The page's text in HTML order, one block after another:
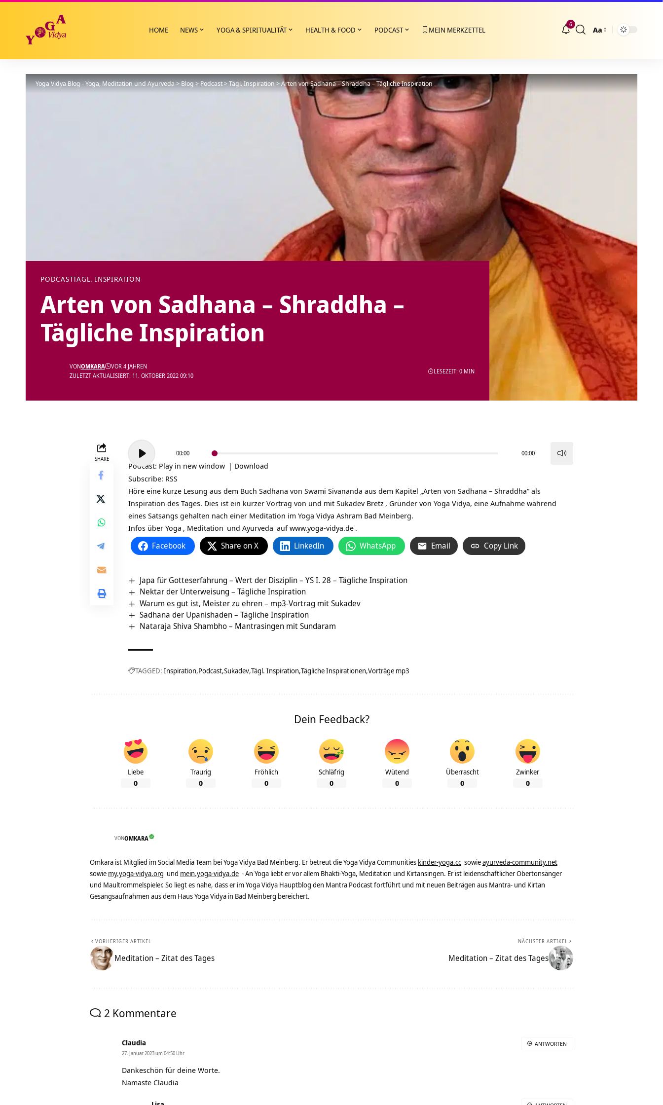
HOME NEWS YOGA & SPIRITUALITÄT HEALTH & FOOD PODCAST MEIN MERKZETTEL
6
Größenänderung
Aa
Yoga Vidya Blog - Yoga, Meditation und Ayurveda>Blog>Podcast>Tägl. Inspiration>Arten von Sadhana – Shraddha – Tägliche Inspiration
PODCASTTÄGL. INSPIRATION
Arten von Sadhana – Shraddha –
Tägliche Inspiration
ZULETZT AKTUALISIERT: 11. OKTOBER 2022 09:10
VONOMKARA VOR 4 JAHREN
LESEZEIT: 0 MIN
SHARE
Audio-
Player
00:00 00:00
Podcast: Play in new window | Download
Subscribe: RSS
Höre eine kurze Lesung aus dem Buch Sadhana von Swami Sivananda aus dem Kapitel „Arten von Sadhana – Shraddha“ als
Inspiration des Tages. Dies ist ein kurzer Vortrag von und mit Sukadev Bretz , Gründer von Yoga Vidya, eine Aufnahme während
eines Satsangs gehalten nach einer Meditation im Yoga Vidya Ashram Bad Meinberg.
Infos über Yoga , Meditation und Ayurveda aufwww.yoga-vidya.de .
Facebook Share on X LinkedIn WhatsApp Email Copy Link
Japa für Gotteserfahrung – Wert der Disziplin – YS I. 28 – Tägliche Inspiration
Nektar der Unterweisung – Tägliche Inspiration
Warum es gut ist, Meister zu ehren – mp3-Vortrag mit Sukadev
Sadhana der Upanishaden – Tägliche Inspiration
Nataraja Shiva Shambho – Mantrasingen mit Sundaram
TAGGED: Inspiration Podcast Sukadev Tägl. Inspiration Tägliche Inspirationen Vorträge mp3
Dein Feedback?
Liebe
0
Traurig
0
Fröhlich
0
Schläfrig
0
Wütend
0
Überrascht
0
Zwinker
0
VONOMKARA
Omkara ist Mitglied im Social Media Team bei Yoga Vidya Bad Meinberg. Er betreut die Yoga Vidya Communities kinder-yoga.cc sowieayurveda-community.net
sowie my.yoga-vidya.org und mein.yoga-vidya.de - An Yoga liebt er vor allem Bhakti-Yoga, Meditation und Kirtansingen. Er ist leidenschaftlicher Obertonsänger
und Maultrommelspieler. So liegt es nahe, dass er im Yoga Vidya Hauptblog den Mantra Podcast fortführt und mit neuen Beiträgen aus Mantra- und Kirtan
Gesangsaufnahmen aus dem Haus Yoga Vidya in Bad Meinberg bereichert.
VORHERIGER ARTIKEL
Meditation – Zitat des Tages
NÄCHSTER ARTIKEL
Meditation – Zitat des Tages
2 Kommentare
Claudia
27. Januar 2023 um 04:50 Uhr
Dankeschön für deine Worte.
Namaste Claudia
ANTWORTEN